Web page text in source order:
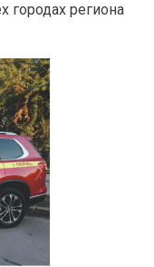
городах региона